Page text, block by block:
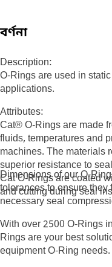
বর্ণনা
Description:
O-Rings are used in
applications.
Attributes:
Cat® O-Rings are made
fluids, temperatures and
machines. The materials
superior resistance to
Cat O-Rings are coated
and cutting during seal
Dimensions of our O-
tolerances to ensure
necessary seal
With over 2500 O-Rings
Rings are your best
equipment O-Ring needs.